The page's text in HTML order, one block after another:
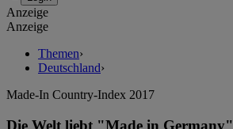
Anzeige
Anzeige
Themen›
Deutschland›
Made-In Country-Index 2017
Die Welt liebt "Made in Germany"